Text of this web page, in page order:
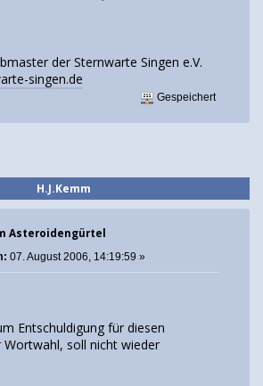
der Sternwarte Singen e.V.
singen.de
Gespeichert
H.J.Kemm
Asteroidengürtel
07. August 2006, 14:19:59 »
Entschuldigung für diesen
soll nicht wieder